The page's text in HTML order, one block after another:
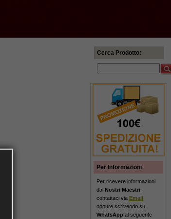
Cerca Prodotto:
Per Informazioni
Per ricevere informazioni
dai Nostri Maestri,
contattaci via Email
oppure scrivendo su
WhatsApp al seguente